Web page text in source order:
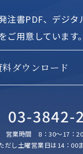
注書PDF、デジタ
ご用意しています。
ダウンロード
営業時間 8：30～17：20
ただし土曜営業日は14：00ま